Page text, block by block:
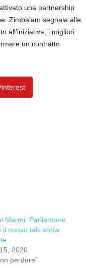
una partnership
Zimbalam segnala alle
all’iniziativa, i migliori
un contratto
Marmi: Parliamone
il nuovo talk show
2020
perdere"